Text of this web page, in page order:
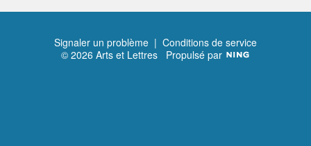
Signaler un problème | Conditions de service
© 2026 Arts et Lettres Propulsé par